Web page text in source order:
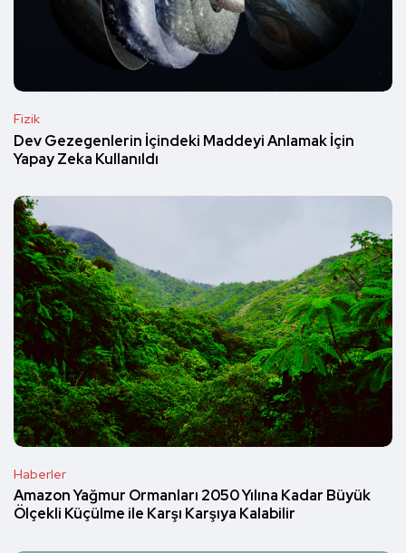
Fizik
Dev Gezegenlerin İçindeki Maddeyi Anlamak İçin
Yapay Zeka Kullanıldı
Haberler
Amazon Yağmur Ormanları 2050 Yılına Kadar Büyük
Ölçekli Küçülme ile Karşı Karşıya Kalabilir